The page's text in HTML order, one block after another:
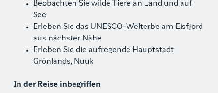
Beobachten Sie wilde Tiere an Land und auf
See
Erleben Sie das UNESCO-Welterbe am Eisfjord
aus nächster Nähe
Erleben Sie die aufregende Hauptstadt
Grönlands, Nuuk
In der Reise inbegriffen